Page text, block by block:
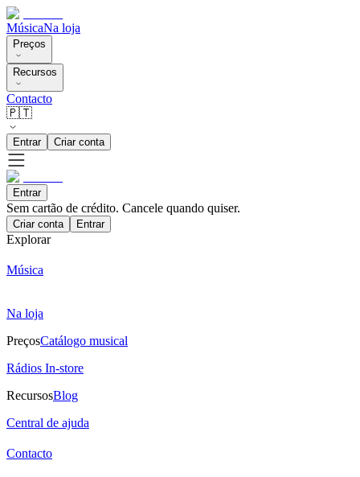
MúsicaNa loja
Preços
Recursos
Contacto
🇵🇹
Entrar Criar conta
Entrar
Sem cartão de crédito. Cancele quando quiser.
Criar conta Entrar
Explorar
Música
Na loja
PreçosCatálogo musical
Rádios In-store
RecursosBlog
Central de ajuda
Contacto